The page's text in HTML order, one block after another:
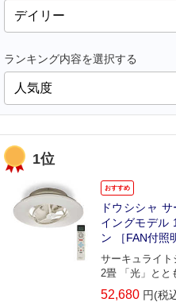
ランキング内容を選択する
1位
おすすめ
ドウシシャ
イングモデル
ン ［FAN付照
サーキュライ
2畳 「光」とと
ト』。
52,680 円(税